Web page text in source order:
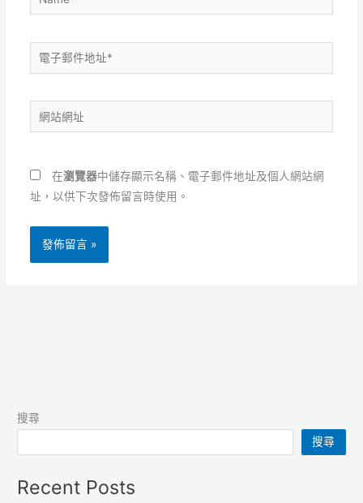
電
子
件
地
*
站
址
在瀏覽器中儲存顯示名稱、電子郵件地址及個人網站網
址，以供下次發佈留言時使用。
搜尋
搜尋
Recent Posts